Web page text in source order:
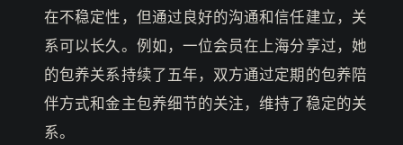
在不稳定性，但通过良好的沟通和信任建立，关
系可以长久。例如，一位会员在上海分享过，她
的包养关系持续了五年，双方通过定期的包养陪
伴方式和金主包养细节的关注，维持了稳定的关
系。